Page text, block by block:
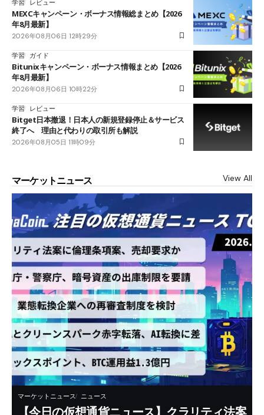
学習 レビュー
MEXCキャンペーン・ボーナス情報総まとめ【2026
年8月最新】
2026年08月06日 12時29分
学習 ガイド
Bitunixキャンペーン・ボーナス情報まとめ【2026
年8月最新】
2026年08月06日 10時22分
学習 レビュー
Bitget日本撤退！日本人の新規登録停止＆サービス
終了へ 理由と代わりの取引所も解説
2026年08月05日 11時09分
マーケットニュース View All
マーケットニュース ニュース